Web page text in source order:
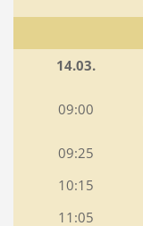
14.03.
09:00
09:25
10:15
11:05